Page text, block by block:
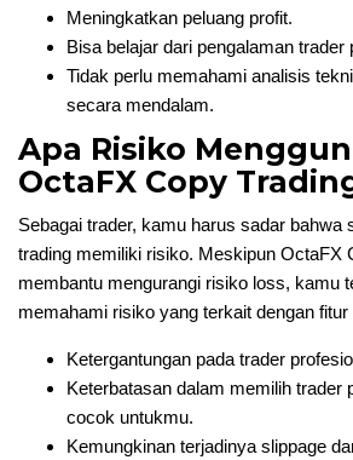
Meningkatkan peluang profit.
Bisa belajar dari pengalaman trader
Tidak perlu memahami analisis
secara mendalam.
Apa Risiko
OctaFX Copy
Sebagai trader, kamu harus sadar bahwa
trading memiliki risiko. Meskipun OctaFX
membantu mengurangi risiko loss, kamu
memahami risiko yang terkait dengan fitur
Ketergantungan pada trader
Keterbatasan dalam memilih trader
cocok untukmu.
Kemungkinan terjadinya slippage